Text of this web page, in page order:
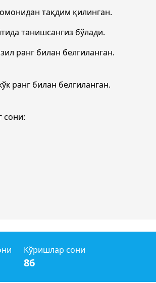
тақдим қилинган.
танишсангиз бўлади.
ранг билан белгиланган.
ранг билан белгиланган.
сони:
Кўришлар сони
86